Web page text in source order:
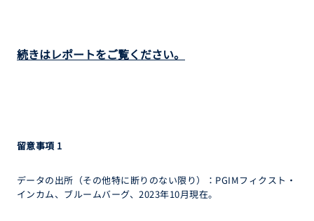
続きはレポートをご覧ください。
留意事項 1
データの出所（その他特に断りのない限り）：PGIMフィクスト・
インカム、ブルームバーグ、2023年10月現在。